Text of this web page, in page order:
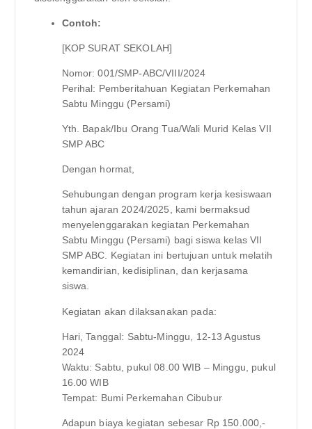
Contoh:
[KOP SURAT SEKOLAH]
Nomor: 001/SMP-ABC/VIII/2024
Perihal: Pemberitahuan Kegiatan Perkemahan
Sabtu Minggu (Persami)
Yth. Bapak/Ibu Orang Tua/Wali Murid Kelas VII
SMP ABC
Dengan hormat,
Sehubungan dengan program kerja kesiswaan
tahun ajaran 2024/2025, kami bermaksud
menyelenggarakan kegiatan Perkemahan
Sabtu Minggu (Persami) bagi siswa kelas VII
SMP ABC. Kegiatan ini bertujuan untuk melatih
kemandirian, kedisiplinan, dan kerjasama
siswa.
Kegiatan akan dilaksanakan pada:
Hari, Tanggal: Sabtu-Minggu, 12-13 Agustus
2024
Waktu: Sabtu, pukul 08.00 WIB – Minggu, pukul
16.00 WIB
Tempat: Bumi Perkemahan Cibubur
Adapun biaya kegiatan sebesar Rp 150.000,-